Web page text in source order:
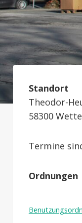
Standort
Theodor-
58300
Termine
Ordnungen